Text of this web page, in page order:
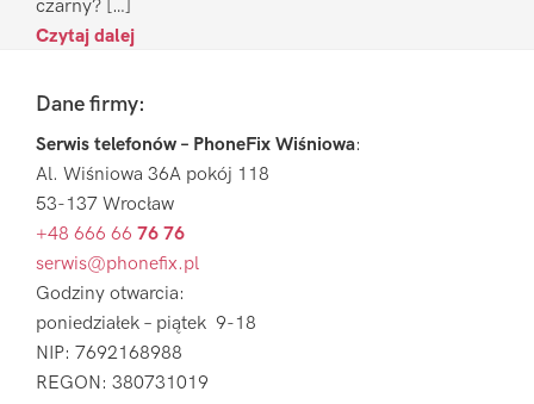
czarny? […]
Czytaj dalej
FooterDane firmy:
Serwis telefonów – PhoneFix Wiśniowa:
Al. Wiśniowa 36A pokój 118
53-137 Wrocław
+48 666 66 76 76
serwis@phonefix.pl
Godziny otwarcia:
poniedziałek – piątek 9-18
NIP: 7692168988
REGON: 380731019